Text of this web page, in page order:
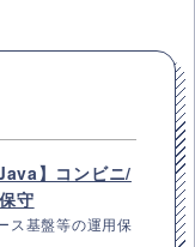
】コンビニ/
守
ス基盤等の運用保